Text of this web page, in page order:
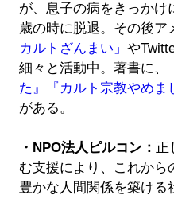
が、息子の病をきっかけ
歳の時に脱退。その後ア
カルトざんまい」 や
細々と活動中。著書に、
た』
『カルト宗教やめま
がある。
・NPO法人ピルコン： 正
む支援により、これから
豊かな人間関係を築ける